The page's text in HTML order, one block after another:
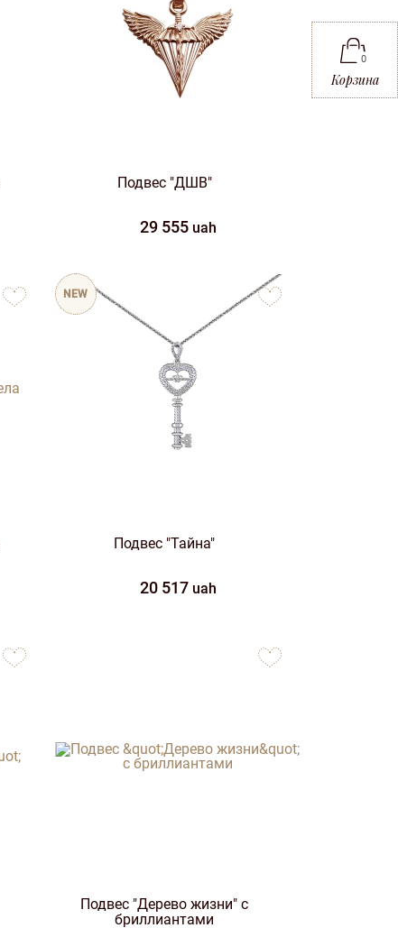
Корзина
0
Подвес "ДШВ"
29 555 uah
favorites
NEW
Подвес "Тайна"
20 517 uah
to
favorites
favorites
Подвес "Дерево жизни" с
бриллиантами
favorites